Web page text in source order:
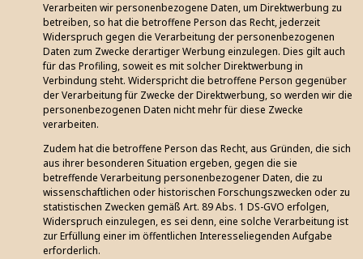
Verarbeiten wir personenbezogene Daten, um Direktwerbung zu
betreiben, so hat die betroffene Person das Recht, jederzeit
Widerspruch gegen die Verarbeitung der personenbezogenen
Daten zum Zwecke derartiger Werbung einzulegen. Dies gilt auch
für das Profiling, soweit es mit solcher Direktwerbung in
Verbindung steht. Widerspricht die betroffene Person gegenüber
der Verarbeitung für Zwecke der Direktwerbung, so werden wir die
personenbezogenen Daten nicht mehr für diese Zwecke
verarbeiten.
Zudem hat die betroffene Person das Recht, aus Gründen, die sich
aus ihrer besonderen Situation ergeben, gegen die sie
betreffende Verarbeitung personenbezogener Daten, die zu
wissenschaftlichen oder historischen Forschungszwecken oder zu
statistischen Zwecken gemäß Art. 89 Abs. 1 DS-GVO erfolgen,
Widerspruch einzulegen, es sei denn, eine solche Verarbeitung ist
zur Erfüllung einer im öffentlichen Interesseliegenden Aufgabe
erforderlich.